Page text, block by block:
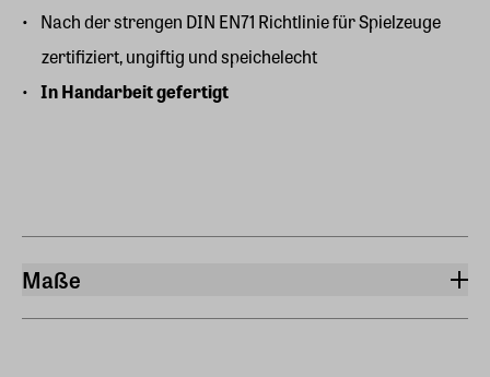
Nach der strengen DIN EN71 Richtlinie für Spielzeuge
zertifiziert, ungiftig und speichelecht
In Handarbeit gefertigt
Maße